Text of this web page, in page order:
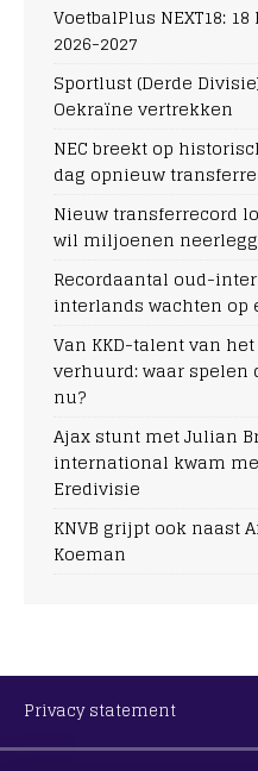
VoetbalPlus NEXT18:
2026-2027
Sportlust (Derde
Oekraïne vertrekken
NEC breekt op
dag opnieuw
Nieuw transferrecord
wil miljoenen
Recordaantal oud-
interlands wachten op
Van KKD-talent van
verhuurd: waar
nu?
Ajax stunt met Julian
international kwam
Eredivisie
KNVB grijpt ook naast
Koeman
Privacy statement